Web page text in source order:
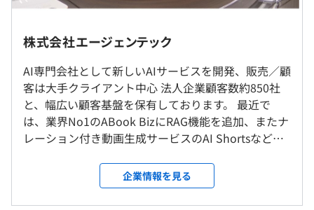
◆『LiveTaskyell』：アプリ不要ですぐにビデオ通話が開
◆『ABookSmartLink』：「見せて」「触れる」デジタル
サイネージをカンタンに配信できるサービス
◆『ABookCheck』：タブレットやスマートフォン（モバ
イル端末）を利用して、いつでもどこでも簡単に報告でき
るツール
◆『VR2.0』：360度パノラマVRを安全にビジネス活用で
きるコンテンツ管理ソリューション
◆『SmartLink360』：360度パノラマVRコンテンツを簡
単に作成してデジタルサイネージとして配信できるソリュ
＜雇入時＞
東京本社
※リモートについては、個人の事情にあわせて要相談
＜変更範囲＞
会社の定める場所（テレワークを行う場所を含む）
受動喫煙防止措置に関する事項
9：30～18：30
平均残業時間：平均11時間／月
・完全週休2日制（土日）
株式会社エージェンテック
AI専門会社として新しいAIサービスを開発、販売／顧
客は大手クライアント中心 法人企業顧客数約850社
と、幅広い顧客基盤を保有しております。 最近で
は、業界No1のABook BizにRAG機能を追加、またナ
レーション付き動画生成サービスのAI Shortsなどを
れております。
企業情報を見る